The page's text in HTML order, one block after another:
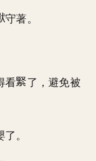
守著。
看
了，避免被
。